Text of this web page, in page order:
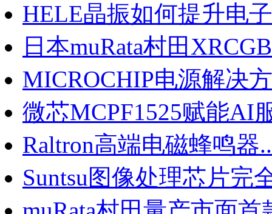
HELE晶振如何提升电
日本muRata村田
MICROCHIP电源解决
微芯MCPF1525赋能AI
Raltron高端电磁蜂鸣器
Suntsu图像处理芯片完